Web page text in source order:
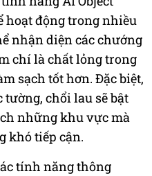
hoạt động trong nhiều
nhận diện các chướng
chí là chất lỏng trong
sạch tốt hơn. Đặc biệt,
chổi lau sẽ bật
những khu vực mà
khó tiếp cận.
tính năng thông